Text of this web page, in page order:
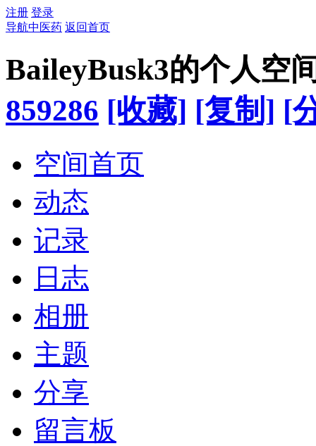
注册 登录
导航中医药 返回首页
BaileyBusk3的个人空
859286 [收藏] [复制] [
空间首页
动态
记录
日志
相册
主题
分享
留言板